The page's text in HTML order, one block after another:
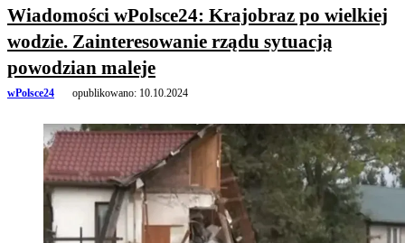
Wiadomości wPolsce24: Krajobraz po wielkiej
wodzie. Zainteresowanie rządu sytuacją
powodzian maleje
wPolsce24 opublikowano: 10.10.2024